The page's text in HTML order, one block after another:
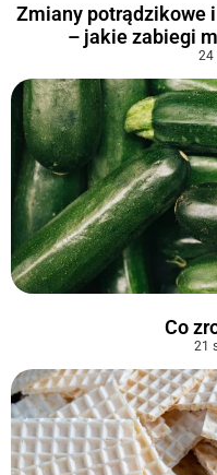
Zmiany potrądzikowe
– jakie zabiegi
24
Co
21